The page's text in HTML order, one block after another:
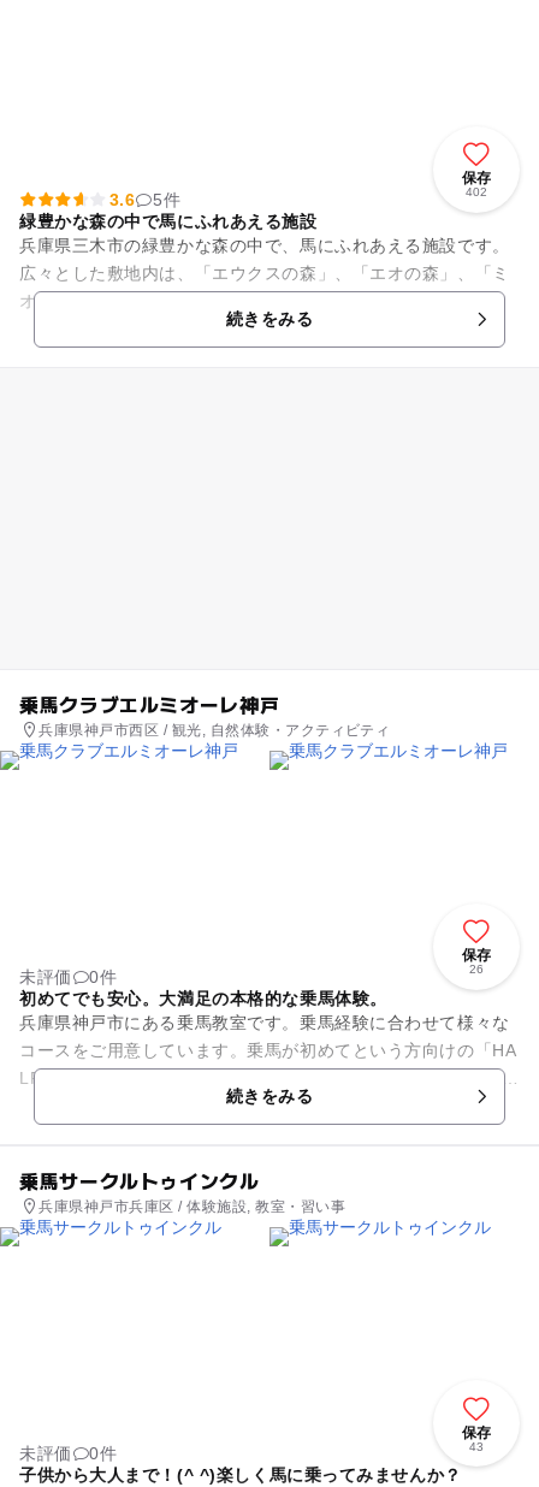
保存
402
3.6
5件
緑豊かな森の中で馬にふれあえる施設
兵庫県三木市の緑豊かな森の中で、馬にふれあえる施設です。
広々とした敷地内は、「エウクスの森」、「エオの森」、「ミ
オの森」の3つのエリアに分かれています。「エウクスの森」
では、可愛いポニーや馬車に...続きをみる
乗馬クラブエルミオーレ神戸
兵庫県神戸市西区 / 観光, 自然体験・アクティビティ
保存
26
未評価
0件
初めてでも安心。大満足の本格的な乗馬体験。
兵庫県神戸市にある乗馬教室です。乗馬経験に合わせて様々な
コースをご用意しています。乗馬が初めてという方向けの「HA
LF DAY乗馬体験コース」では、馬と触れ合い、乗馬の感触を体
続きをみる
乗馬サークルトゥインクル
兵庫県神戸市兵庫区 / 体験施設, 教室・習い事
保存
43
未評価
0件
子供から大人まで！(^ ^)楽しく馬に乗ってみませんか？